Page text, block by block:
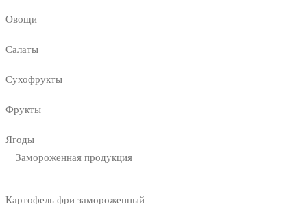
Овощи
Салаты
Сухофрукты
Фрукты
Ягоды
Замороженная продукция
Картофель фри замороженный